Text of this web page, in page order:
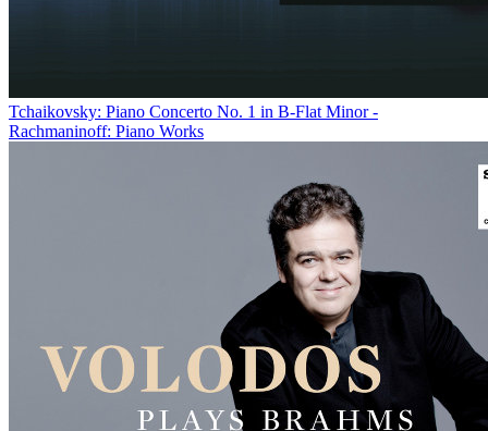
Tchaikovsky: Piano Concerto No. 1 in B-Flat Minor -
Rachmaninoff: Piano Works